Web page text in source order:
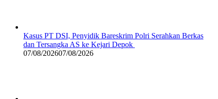
Kasus PT DSI, Penyidik Bareskrim Polri Serahkan Berkas
dan Tersangka AS ke Kejari Depok
07/08/202607/08/2026